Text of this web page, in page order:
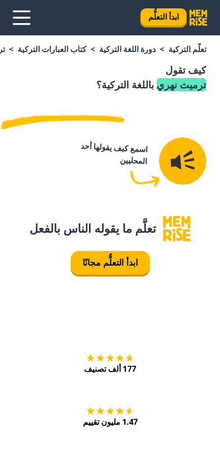
ابدأ التعلُّم
تعلَّم التركية دورة اللغة التركية كتاب العبارات التركية
كيف تقول
ترميث نهري باللغة التركية؟
اسمع كيف يقولها أحد
المحليين
تعلَّم ما يقوله الناس بالفعل
ابدأ التعلُّم مجانًا
177 ألف تصنيف
1.47 مليون تقييم